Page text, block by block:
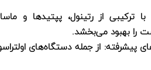
با ترکیبی از رتینول، پپتیدها و
را بهبود می‌بخشد.
پیشرفته: